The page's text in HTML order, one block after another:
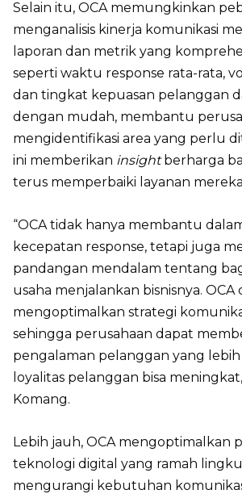
Selain itu, OCA memungkinkan
menganalisis kinerja komunikasi
laporan dan metrik yang
seperti waktu response rata-rata,
dan tingkat kepuasan pelanggan
dengan mudah, membantu
mengidentifikasi area yang perlu
ini memberikan insightberharga
terus memperbaiki layanan
“OCA tidak hanya membantu
kecepatan response, tetapi juga
pandangan mendalam tentang
usaha menjalankan bisnisnya. OCA
mengoptimalkan strategi
sehingga perusahaan dapat
pengalaman pelanggan yang lebih
loyalitas pelanggan bisa
Komang.
Lebih jauh, OCA mengoptimalkan
teknologi digital yang ramah
mengurangi kebutuhan